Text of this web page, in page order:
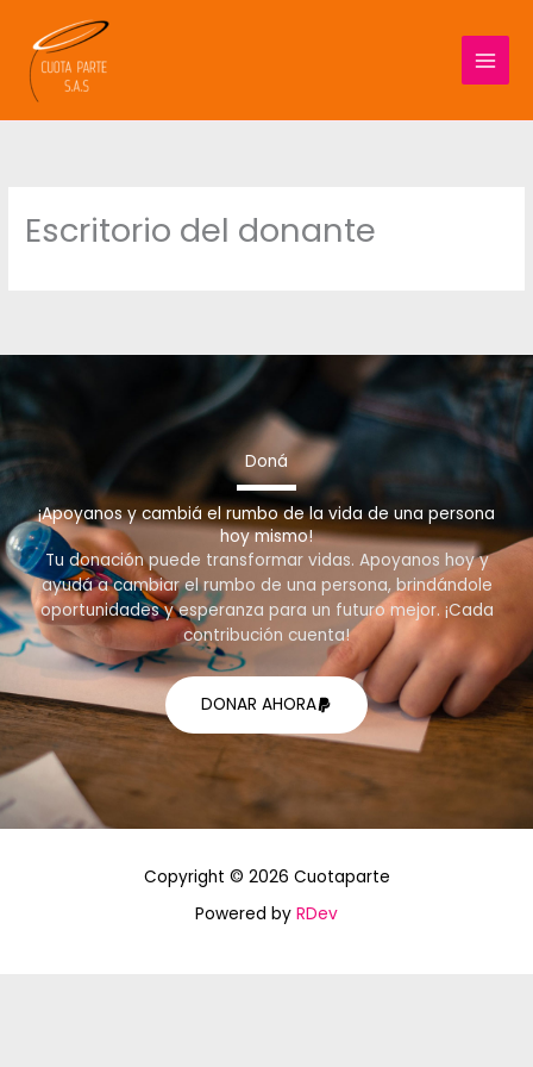
contenido
Escritorio del donante
Doná
¡Apoyanos y cambiá el rumbo de la vida de una persona
hoy mismo!
Tu donación puede transformar vidas. Apoyanos hoy y
ayudá a cambiar el rumbo de una persona, brindándole
oportunidades y esperanza para un futuro mejor. ¡Cada
contribución cuenta!
DONAR AHORA
Copyright © 2026 Cuotaparte
Powered by RDev